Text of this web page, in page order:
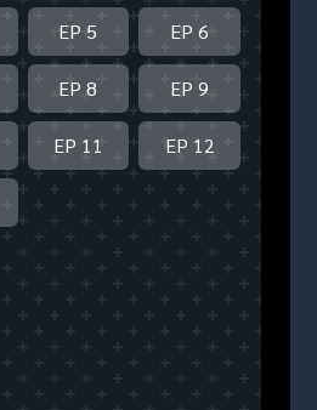
EP 5 EP 6
EP 8 EP 9
EP 11 EP 12